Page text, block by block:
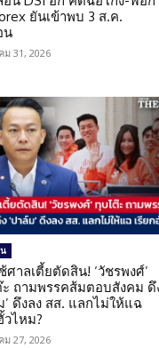
ยันเข้าพบ 3 ส.ค.
น
ม 31, 2026
ศาลเตี้ยตัดสิน! ‘วัชรพงศ์’
ถามพรรคส้มตอบสังคม ดึ
’ ดึงลง สส. แลกไม่ให้แฉ
วไหม?
ม 27, 2026